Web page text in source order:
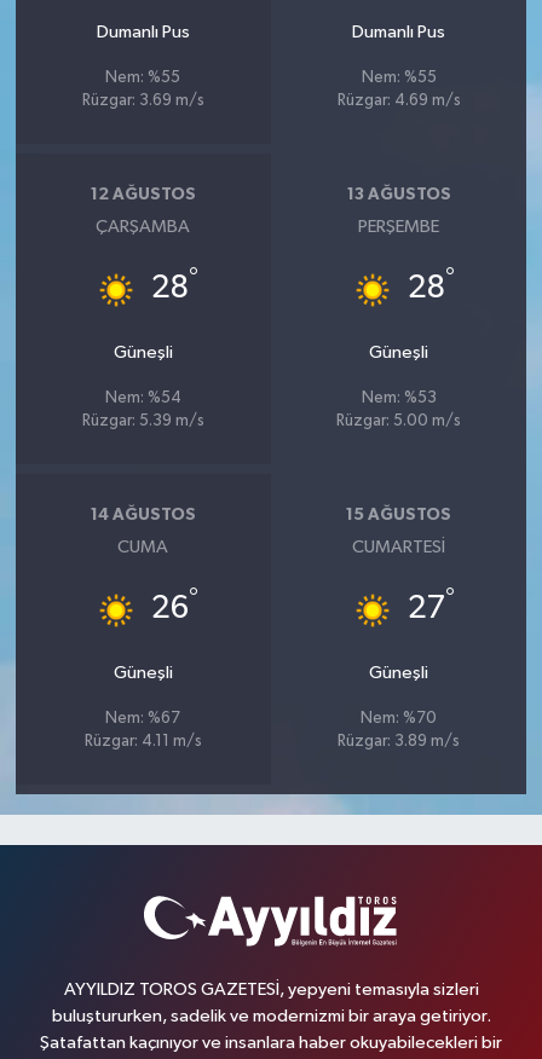
Dumanlı Pus
Nem: %55
Rüzgar: 3.69 m/s
Dumanlı Pus
Nem: %55
Rüzgar: 4.69 m/s
12 AĞUSTOS
ÇARŞAMBA
28°
Güneşli
Nem: %54
Rüzgar: 5.39 m/s
13 AĞUSTOS
PERŞEMBE
28°
Güneşli
Nem: %53
Rüzgar: 5.00 m/s
14 AĞUSTOS
CUMA
26°
Güneşli
Nem: %67
Rüzgar: 4.11 m/s
15 AĞUSTOS
CUMARTESI
27°
Güneşli
Nem: %70
Rüzgar: 3.89 m/s
AYYILDIZ TOROS GAZETESİ, yepyeni temasıyla sizleri
buluştururken, sadelik ve modernizmi bir araya getiriyor.
Şatafattan kaçınıyor ve insanlara haber okuyabilecekleri bir